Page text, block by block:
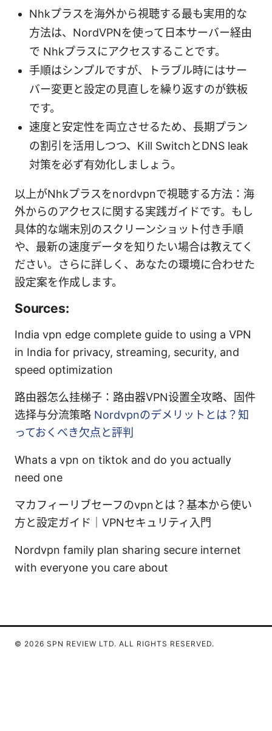
Nhkプラスを海外から視聴する最も実用的な
方法は、NordVPNを使って日本サーバー経由
で Nhkプラスにアクセスすることです。
手順はシンプルですが、トラブル時にはサー
バー変更と設定の見直しを繰り返すのが鉄板
です。
速度と安定性を両立させるため、長期プラン
の割引を活用しつつ、Kill SwitchとDNS leak
対策を必ず有効化しましょう。
以上がNhkプラスをnordvpnで視聴する方法：海
外からのアクセスに関する実践ガイドです。もし
具体的な端末別のスクリーンショット付き手順
や、最新の速度データを知りたい場合は教えてく
ださい。さらに詳しく、あなたの環境に合わせた
設定案を作成します。
Sources:
India vpn edge complete guide to using a VPN
in India for privacy, streaming, security, and
speed optimization
路由器怎么挂梯子：路由器VPN设置全攻略、固件
选择与分流策略 Nordvpnのデメリットとは？知
っておくべき欠点と評判
Whats a vpn on tiktok and do you actually
need one
マカフィーリブセーフのvpnとは？基本から使い
方と設定ガイド｜VPNセキュリティ入門
Nordvpn family plan sharing secure internet
with everyone you care about
© 2026 SPN REVIEW LTD. ALL RIGHTS RESERVED.